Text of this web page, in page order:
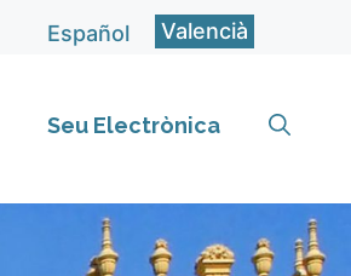
Español Valencià
Seu Electrònica